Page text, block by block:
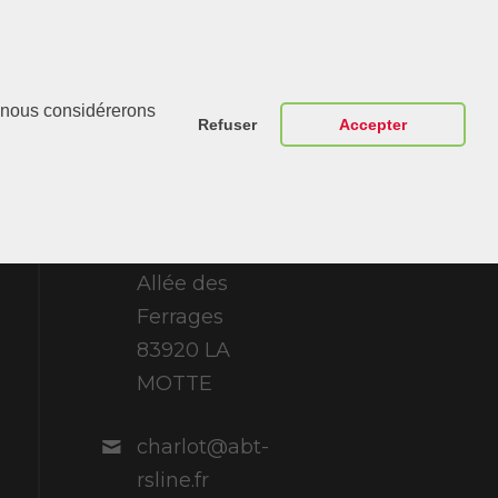
considérerons
Refuser Accepter
Nous
Allée des
Ferrages
83920 LA
MOTTE
charlot@abt-
rsline.fr